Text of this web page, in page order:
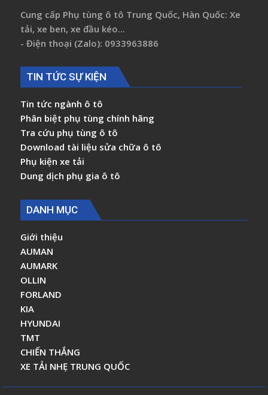
Cung cấp Phụ tùng ô tô Trung Quốc, Hàn Quốc: Xe
tải, xe ben, xe đầu kéo...
- Điện thoại (Zalo): 0933963886
TIN TỨC SỰ KIỆN
Tin tức ngành ô tô
Phân biệt phụ tùng chính hãng
Tra cứu phụ tùng ô tô
Download tài liệu sửa chữa ô tô
Phụ kiện xe tải
Dung dịch phụ gia ô tô
DANH MỤC
Giới thiệu
AUMAN
AUMARK
OLLIN
FORLAND
KIA
HYUNDAI
TMT
CHIẾN THẮNG
XE TẢI NHẸ TRUNG QUỐC